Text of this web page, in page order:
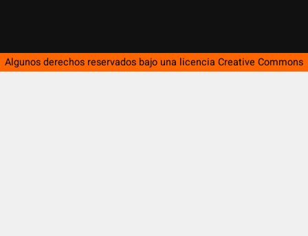
Algunos derechos reservados bajo una licencia Creative Commons